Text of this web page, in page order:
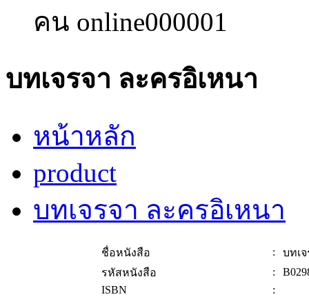
คน online000001
บทเจรจา ละครอิเหนา
หน้าหลัก
product
บทเจรจา ละครอิเหนา
ชื่อหนังสือ :
บทเ
รหัสหนังสือ
:
ISBN
: